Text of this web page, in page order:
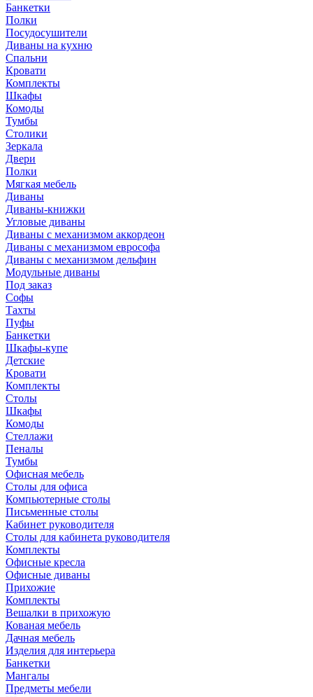
Банкетки
Полки
Посудосушители
Диваны на кухню
Спальни
Кровати
Комплекты
Шкафы
Комоды
Тумбы
Столики
Зеркала
Двери
Полки
Мягкая мебель
Диваны
Диваны-книжки
Угловые диваны
Диваны с механизмом аккордеон
Диваны с механизмом еврософа
Диваны с механизмом дельфин
Модульные диваны
Под заказ
Софы
Тахты
Пуфы
Банкетки
Шкафы-купе
Детские
Кровати
Комплекты
Столы
Шкафы
Комоды
Стеллажи
Пеналы
Тумбы
Офисная мебель
Столы для офиса
Компьютерные столы
Письменные столы
Кабинет руководителя
Столы для кабинета руководителя
Комплекты
Офисные кресла
Офисные диваны
Прихожие
Комплекты
Вешалки в прихожую
Кованая мебель
Дачная мебель
Изделия для интерьера
Банкетки
Мангалы
Предметы мебели